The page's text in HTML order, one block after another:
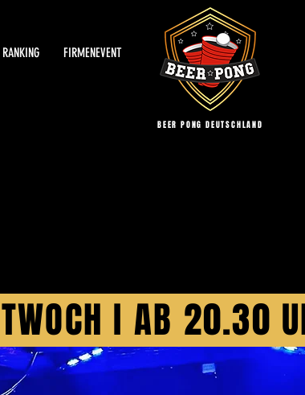
RANKING FIRMENEVENT
BEER PONG DEUTSCHLAND
I AB 20.30